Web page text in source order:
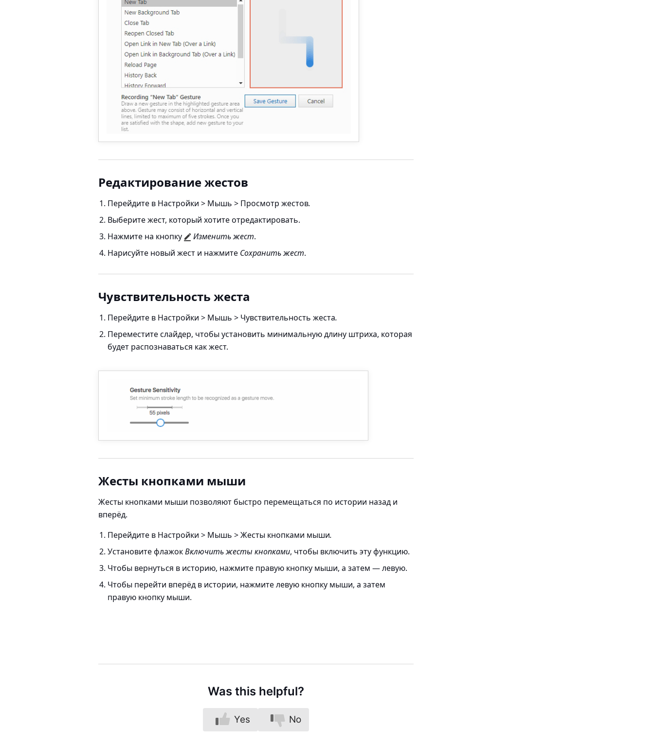
Редактирование жестов
Перейдите в Настройки > Мышь > Просмотр жестов.
Выберите жест, который хотите отредактировать.
Нажмите на кнопку
Изменить жест.
Нарисуйте новый жест и нажмите Сохранить жест.
Чувствительность жеста
Перейдите в Настройки > Мышь > Чувствительность жеста.
Переместите слайдер, чтобы установить минимальную длину штриха, которая
будет распознаваться как жест.
Жесты кнопками мыши
Жесты кнопками мыши позволяют быстро перемещаться по истории назад и
вперёд.
Перейдите в Настройки > Мышь > Жесты кнопками мыши.
Установите флажокВключить жесты кнопками, чтобы включить эту функцию.
Чтобы вернуться в историю, нажмите правую кнопку мыши, а затем — левую.
Чтобы перейти вперёд в истории, нажмите левую кнопку мыши, а затем
правую кнопку мыши.
Was this helpful?
Yes No